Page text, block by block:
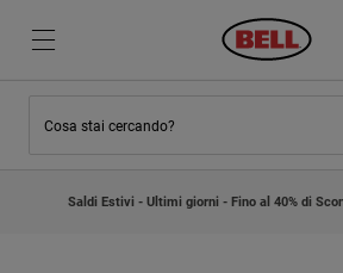
Nuovi arrivi
Nuovi arrivi
Cosa stai cercando?
Saldi Estivi - Ultimi giorni - Fino al 40% di